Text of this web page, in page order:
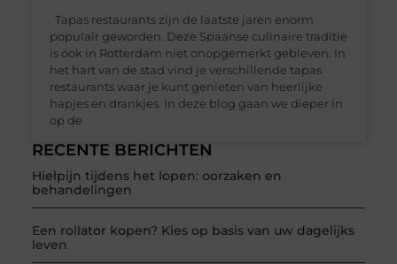
RECENTE BERICHTEN
Hielpijn tijdens het lopen: oorzaken en
behandelingen
Een rollator kopen? Kies op basis van uw dagelijks
leven
Tapas restaurants zijn de laatste jaren enorm
populair geworden. Deze Spaanse culinaire traditie
is ook in Rotterdam niet onopgemerkt gebleven. In
het hart van de stad vind je verschillende tapas
restaurants waar je kunt genieten van heerlijke
hapjes en drankjes. In deze blog gaan we dieper in
op de